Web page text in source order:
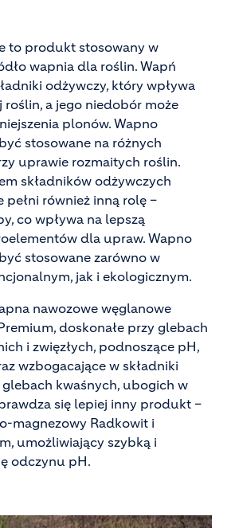
to produkt stosowany w
wapnia dla roślin. Wapń
odżywczy, który wpływa
roślin, a jego niedobór może
plonów. Wapno
stosowane na różnych
uprawie rozmaitych roślin.
składników odżywczych
pełni również inną rolę –
co wpływa na lepszą
dla upraw. Wapno
stosowane zarówno w
jak i ekologicznym.
nawozowe węglanowe
doskonałe przy glebach
i zwięzłych, podnoszące pH,
wzbogacające w składniki
kwaśnych, ubogich w
się lepiej inny produkt –
magnezowy Radkowit i
umożliwiający szybką i
odczynu pH.